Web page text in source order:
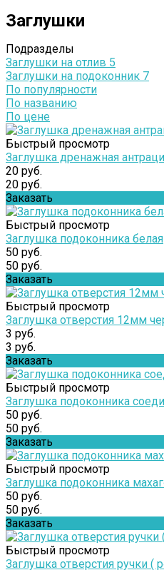
Заглушки
Подразделы
Заглушки на отлив 5
Заглушки на подоконник 7
По популярности
По названию
По цене
Быстрый просмотр
Заглушка дренажная
20 руб.
20 руб.
Заказать
Быстрый просмотр
Заглушка подоконника белая
50 руб.
50 руб.
Заказать
Быстрый просмотр
Заглушка отверстия 12мм
3 руб.
3 руб.
Заказать
Быстрый просмотр
Заглушка подоконника
50 руб.
50 руб.
Заказать
Быстрый просмотр
Заглушка подоконника
50 руб.
50 руб.
Заказать
Быстрый просмотр
Заглушка отверстия ручки (